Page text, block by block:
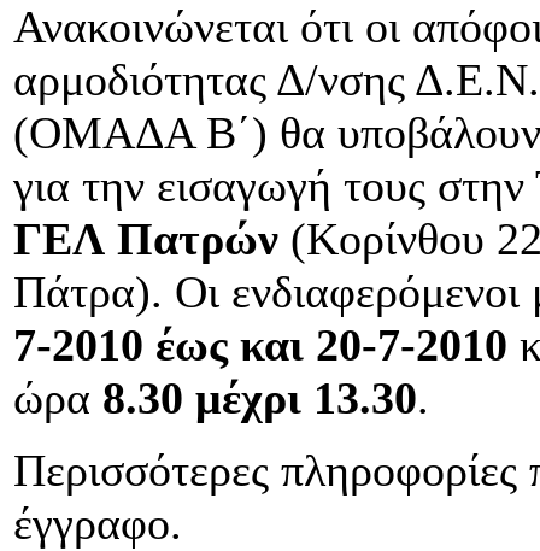
Ανακοινώνεται ότι οι
αρμοδιότητας Δ/νσης
(ΟΜΑΔΑ Β΄) θα υποβάλουν
για την εισαγωγή τους
ΓΕΛ Πατρών (Κορίνθου
Πάτρα). Οι
7-2010 έως και 20-7-2010
ώρα 8.30 μέχρι 13.30.
Περισσότερες πληροφορίες
έγγραφο.